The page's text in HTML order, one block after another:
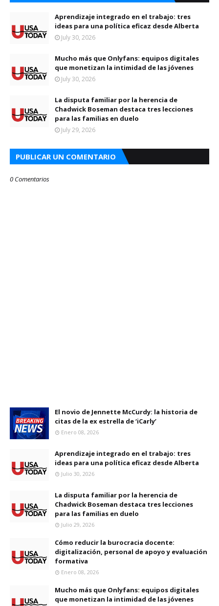
Aprendizaje integrado en el trabajo: tres
ideas para una política eficaz desde Alberta
July 30, 2026
Mucho más que Onlyfans: equipos digitales
que monetizan la intimidad de las jóvenes
July 30, 2026
La disputa familiar por la herencia de
Chadwick Boseman destaca tres lecciones
para las familias en duelo
July 29, 2026
PUBLICAR UN COMENTARIO
0 Comentarios
El novio de Jennette McCurdy: la historia de
citas de la ex estrella de ‘iCarly’
Enero 08, 2026
Aprendizaje integrado en el trabajo: tres
ideas para una política eficaz desde Alberta
Julio 30, 2026
La disputa familiar por la herencia de
Chadwick Boseman destaca tres lecciones
para las familias en duelo
Julio 29, 2026
Cómo reducir la burocracia docente:
digitalización, personal de apoyo y evaluación
formativa
Enero 08, 2026
Mucho más que Onlyfans: equipos digitales
que monetizan la intimidad de las jóvenes